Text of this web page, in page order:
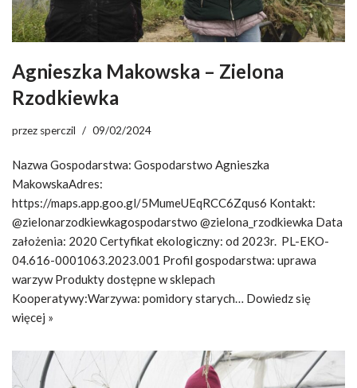
Agnieszka Makowska – Zielona
Rzodkiewka
przez sperczil 09/02/2024
Nazwa Gospodarstwa: Gospodarstwo Agnieszka
MakowskaAdres:
https://maps.app.goo.gl/5MumeUEqRCC6Zqus6 Kontakt:
@zielonarzodkiewkagospodarstwo @zielona_rzodkiewka Data
założenia: 2020 Certyfikat ekologiczny: od 2023r. PL-EKO-
04.616-0001063.2023.001 Profil gospodarstwa: uprawa
warzyw Produkty dostępne w sklepach
Kooperatywy:Warzywa: pomidory starych… Dowiedz się
więcej »